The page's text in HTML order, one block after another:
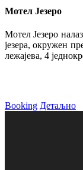
Мотел Језеро
Мотел Језеро
језера, окружен
лежајева, 4
Booking Детаљно